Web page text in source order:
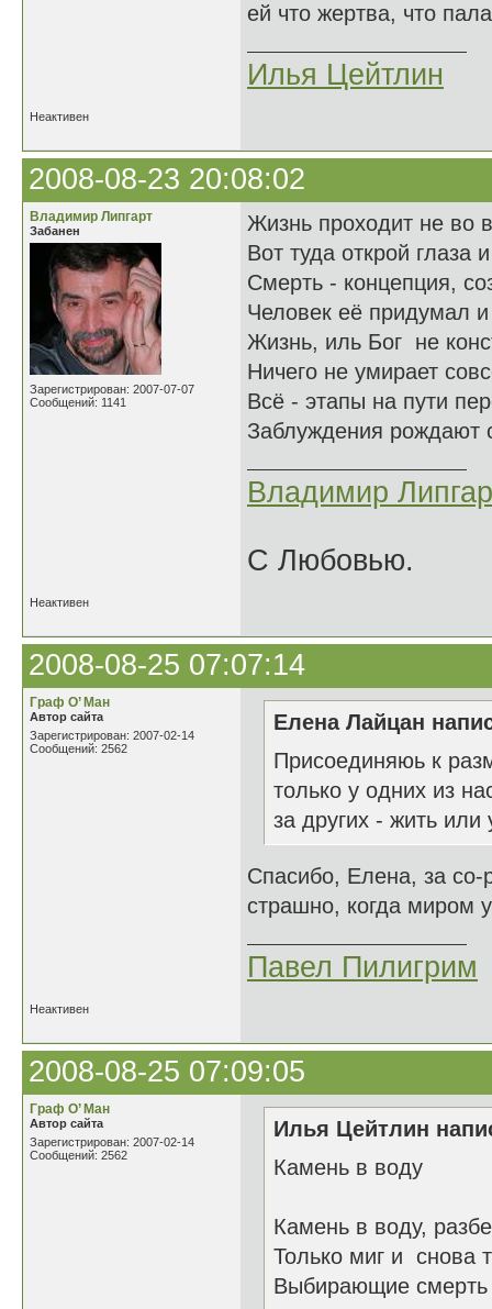
ей что жертва, что
Илья Цейтлин
Неактивен
2008-08-23 20:08:02
Владимир Липгарт
Забанен
Зарегистрирован: 2007-07-07
Сообщений: 1141
Жизнь проходит не во
Вот туда открой глаза
Смерть - концепция,
Человек её придумал
Жизнь, иль Бог не
Ничего не умирает
Всё - этапы на пути
Заблуждения рождают
Владимир
С Любовью.
Неактивен
2008-08-25 07:07:14
Граф О’ Ман
Автор сайта
Зарегистрирован: 2007-02-14
Сообщений: 2562
Елена Лайцан
Присоединяюь к
только у одних из
за других - жить
Спасибо, Елена, за
страшно, когда миром
Павел Пилигрим
Неактивен
2008-08-25 07:09:05
Граф О’ Ман
Автор сайта
Зарегистрирован: 2007-02-14
Сообщений: 2562
Илья Цейтлин
Камень в воду
Камень в воду,
Только миг и снова
Выбирающие смерть